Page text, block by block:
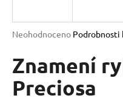
Průměrné
produktu
je
0,0
Neohodnoceno Podrobnosti
Znamení
Preciosa
j
t
?